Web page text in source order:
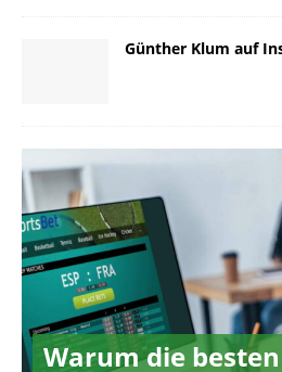
Günther Klum auf
Warum die